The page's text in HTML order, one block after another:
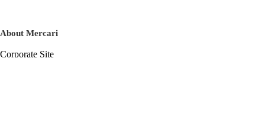
About Mercari
Corporate Site